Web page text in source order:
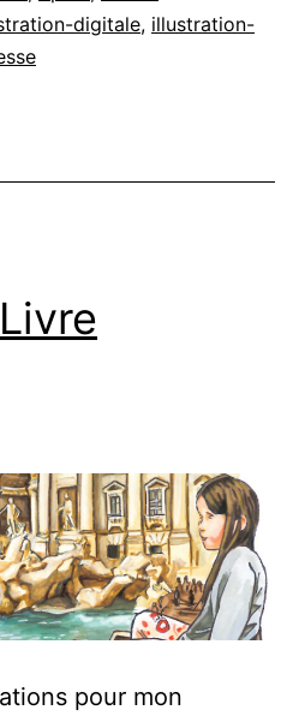
digitale, illustration-
pour mon